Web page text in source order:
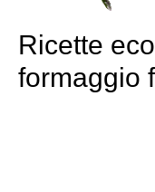
Ricette
formaggio